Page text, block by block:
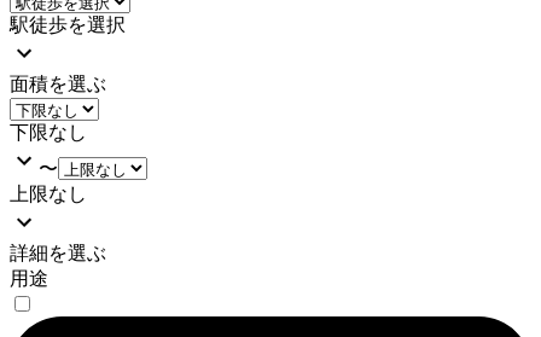
駅徒歩を選択
面積を選ぶ
下限なし
〜
上限なし
詳細を選ぶ
用途